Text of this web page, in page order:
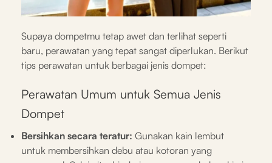
Supaya dompetmu tetap awet dan terlihat seperti
baru, perawatan yang tepat sangat diperlukan. Berikut
tips perawatan untuk berbagai jenis dompet:
Perawatan Umum untuk Semua Jenis
Dompet
Bersihkan secara teratur: Gunakan kain lembut
untuk membersihkan debu atau kotoran yang